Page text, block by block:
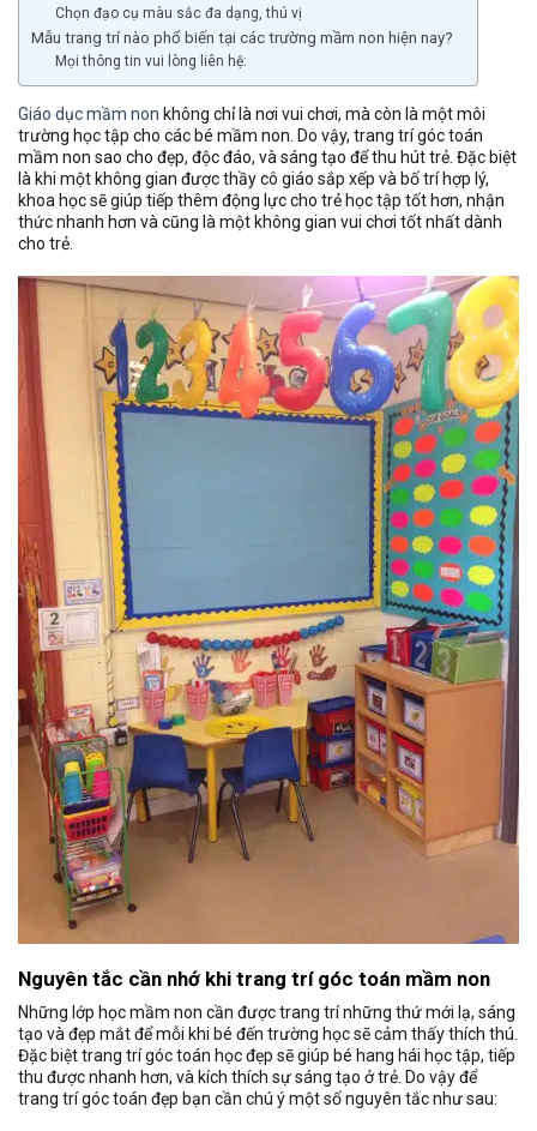
Chọn đạo cụ màu sắc đa dạng, thú vị
Mẫu trang trí nào phổ biến tại các trường mầm non hiện nay?
Mọi thông tin vui lòng liên hệ:
Giáo dục mầm non không chỉ là nơi vui chơi, mà còn là một môi
trường học tập cho các bé mầm non. Do vậy, trang trí góc toán
mầm non sao cho đẹp, độc đáo, và sáng tạo để thu hút trẻ. Đặc biệt
là khi một không gian được thầy cô giáo sắp xếp và bố trí hợp lý,
khoa học sẽ giúp tiếp thêm động lực cho trẻ học tập tốt hơn, nhận
thức nhanh hơn và cũng là một không gian vui chơi tốt nhất dành
cho trẻ.
Nguyên tắc cần nhớ khi trang trí góc toán mầm non
Những lớp học mầm non cần được trang trí những thứ mới lạ, sáng
tạo và đẹp mắt để mỗi khi bé đến trường học sẽ cảm thấy thích thú.
Đặc biệt trang trí góc toán học đẹp sẽ giúp bé hang hái học tập, tiếp
thu được nhanh hơn, và kích thích sự sáng tạo ở trẻ. Do vậy để
trang trí góc toán đẹp bạn cần chú ý một số nguyên tắc như sau: